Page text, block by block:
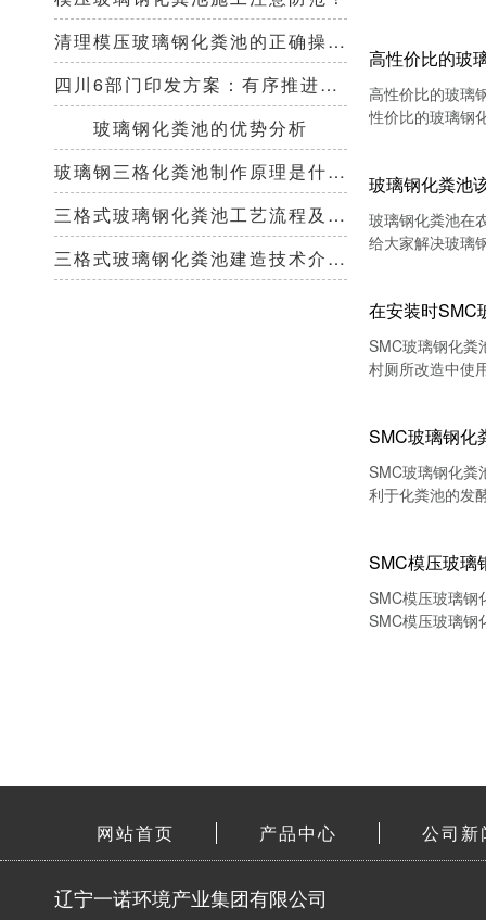
清理模压玻璃钢化粪池的正确操作步骤
四川6部门印发方案：有序推进农村厕所革命，改善农村人居环境
玻璃钢化粪池的优势分析
玻璃钢三格化粪池制作原理是什么？
三格式玻璃钢化粪池工艺流程及清掏周期！
三格式玻璃钢化粪池建造技术介绍！
高性价比的玻
高性价比的玻璃
性价比的玻璃钢
玻璃钢化粪池
玻璃钢化粪池在
给大家解决玻璃
在安装时SMC
​SMC玻璃钢化粪
村厕所改造中使
SMC玻璃钢化
​SMC玻璃钢化粪
利于化粪池的发
SMC模压玻璃
​SMC模压玻璃钢
SMC模压玻璃钢
网站首页 产品中心 公司新
辽宁一诺环境产业集团有限公司